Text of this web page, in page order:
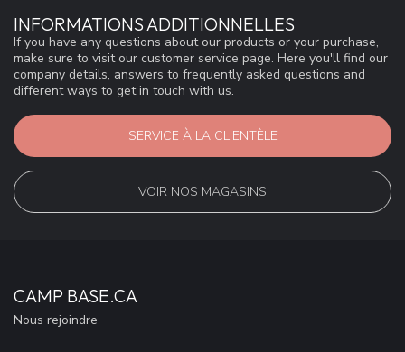
INFORMATIONS ADDITIONNELLES
If you have any questions about our products or your purchase,
make sure to visit our customer service page. Here you'll find our
company details, answers to frequently asked questions and
different ways to get in touch with us.
SERVICE À LA CLIENTÈLE
VOIR NOS MAGASINS
CAMP BASE.CA
Nous rejoindre